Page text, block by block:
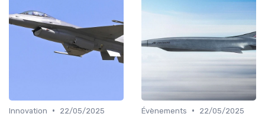
Innovation •
22/05/2025
Évènements •
22/05/2025